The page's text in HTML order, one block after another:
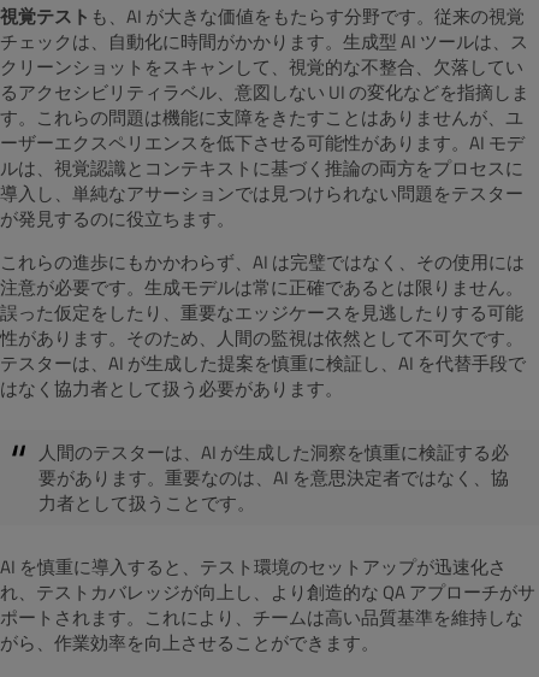
視覚テスト も、AI が大きな価値をもたらす分野です。従来の視覚
チェックは、自動化に時間がかかります。生成型 AI ツールは、ス
クリーンショットをスキャンして、視覚的な不整合、欠落してい
るアクセシビリティラベル、意図しない UI の変化などを指摘しま
す。これらの問題は機能に支障をきたすことはありませんが、ユ
ーザーエクスペリエンスを低下させる可能性があります。AI モデ
ルは、視覚認識とコンテキストに基づく推論の両方をプロセスに
導入し、単純なアサーションでは見つけられない問題をテスター
が発見するのに役立ちます。
これらの進歩にもかかわらず、AI は完璧ではなく、その使用には
注意が必要です。生成モデルは常に正確であるとは限りません。
誤った仮定をしたり、重要なエッジケースを見逃したりする可能
性があります。そのため、人間の監視は依然として不可欠です。
テスターは、AI が生成した提案を慎重に検証し、AI を代替手段で
はなく協力者として扱う必要があります。
人間のテスターは、AI が生成した洞察を慎重に検証する必
要があります。重要なのは、AI を意思決定者ではなく、協
力者として扱うことです。
AI を慎重に導入すると、テスト環境のセットアップが迅速化さ
れ、テストカバレッジが向上し、より創造的な QA アプローチがサ
ポートされます。これにより、チームは高い品質基準を維持しな
がら、作業効率を向上させることができます。